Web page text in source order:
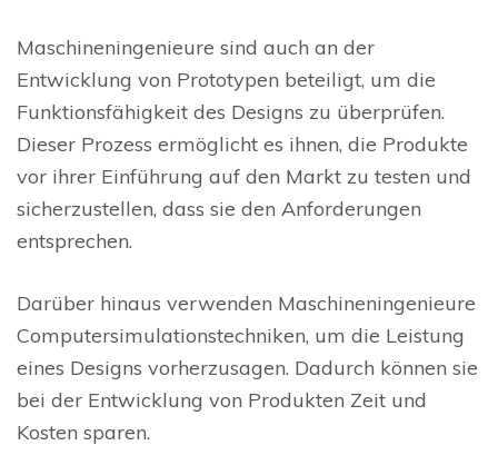
Maschineningenieure sind auch an der
Entwicklung von Prototypen beteiligt, um die
Funktionsfähigkeit des Designs zu überprüfen.
Dieser Prozess ermöglicht es ihnen, die Produkte
vor ihrer Einführung auf den Markt zu testen und
sicherzustellen, dass sie den Anforderungen
entsprechen.
Darüber hinaus verwenden Maschineningenieure
Computersimulationstechniken, um die Leistung
eines Designs vorherzusagen. Dadurch können sie
bei der Entwicklung von Produkten Zeit und
Kosten sparen.